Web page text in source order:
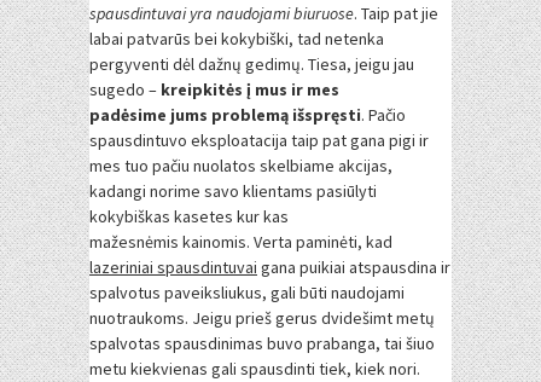
spausdintuvai yra naudojami biuruose. Taip pat jie
labai patvarūs bei kokybiški, tad netenka
pergyventi dėl dažnų gedimų. Tiesa, jeigu jau
sugedo – kreipkitės į mus ir mes
padėsime jums problemą išspręsti. Pačio
spausdintuvo eksploatacija taip pat gana pigi ir
mes tuo pačiu nuolatos skelbiame akcijas,
kadangi norime savo klientams pasiūlyti
kokybiškas kasetes kur kas
mažesnėmis kainomis. Verta paminėti, kad
lazeriniai spausdintuvai gana puikiai atspausdina ir
spalvotus paveiksliukus, gali būti naudojami
nuotraukoms. Jeigu prieš gerus dvidešimt metų
spalvotas spausdinimas buvo prabanga, tai šiuo
metu kiekvienas gali spausdinti tiek, kiek nori.